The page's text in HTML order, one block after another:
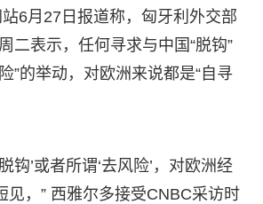
6月27日报道称，匈牙利外交部
二表示，任何寻求与中国“脱钩”
”的举动，对欧洲来说都是“自寻
钩’或者所谓‘去风险’，对欧洲经
见，” 西雅尔多接受CNBC采访时